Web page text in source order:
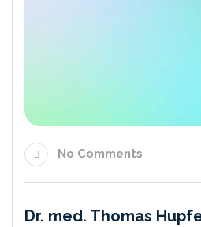
No Comments
Dr. med. Thomas